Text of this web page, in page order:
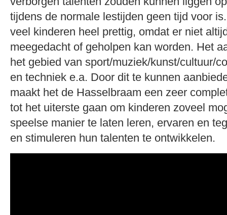
tijdens de normale lestijden geen tijd voor
veel kinderen heel prettig, omdat er niet
meegedacht of geholpen kan worden. Het
het gebied van sport/muziek/kunst/cultuur/
en techniek e.a. Door dit te kunnen
maakt het de Hasselbraam een zeer
tot het uiterste gaan om kinderen zoveel
speelse manier te laten leren, ervaren en
en stimuleren hun talenten te ontwikkelen.